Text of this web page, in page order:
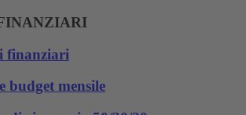
finanziari
budget mensile